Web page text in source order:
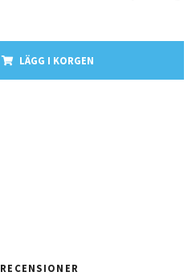
LÄGG I KORGEN
RECENSIONER